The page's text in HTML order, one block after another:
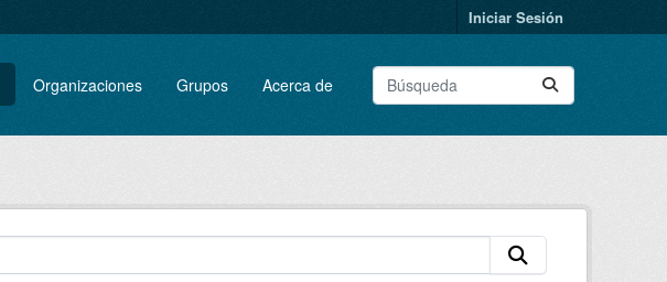
Iniciar Sesión
Organizaciones Grupos Acerca de